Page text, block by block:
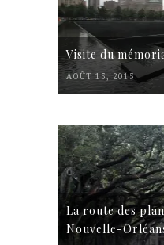
Visite du
AOÛT 15, 2015
La route des
Nouvelle-